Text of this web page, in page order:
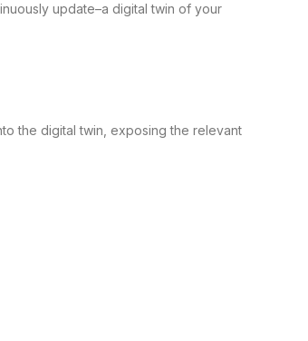
update–a digital twin of your
the digital twin, exposing the relevant